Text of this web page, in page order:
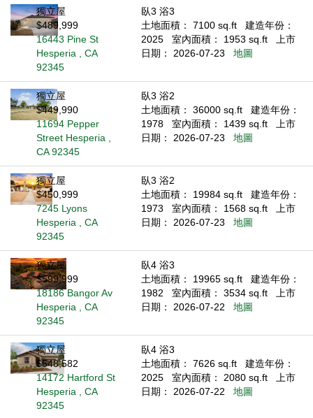
獨立屋
$489,999
16443 Pine St
Hesperia , CA
92345
臥3 浴3
土地面積： 7100 sq.ft
建造年份：
2025
室內面積： 1953 sq.ft
上市
日期： 2026-07-23
地圖
獨立屋
$449,990
11694 Pepper
Street Hesperia ,
CA 92345
臥3 浴2
土地面積： 36000 sq.ft
建造年份：
1978
室內面積： 1439 sq.ft
上市
日期： 2026-07-23
地圖
獨立屋
$450,999
7245 Lyons
Hesperia , CA
92345
臥3 浴2
土地面積： 19984 sq.ft
建造年份：
1973
室內面積： 1568 sq.ft
上市
日期： 2026-07-23
地圖
獨立屋
$599,999
18186 Bangor Av
Hesperia , CA
92345
臥4 浴3
土地面積： 19965 sq.ft
建造年份：
1982
室內面積： 3534 sq.ft
上市
日期： 2026-07-22
地圖
獨立屋
$548,582
14172 Hartford St
Hesperia , CA
92345
臥4 浴3
土地面積： 7626 sq.ft
建造年份：
2025
室內面積： 2080 sq.ft
上市
日期： 2026-07-22
地圖